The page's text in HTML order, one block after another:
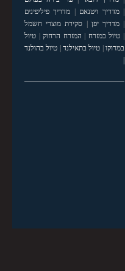
|מדריך ויטנאם
מדריך פיליפינים
|מדריך יפן
סקירת מוצרי חשמל
טיול במזרח המזרח הרחוק| טיול
במרוקו| טיול בתאילנד| טיול בהולנד